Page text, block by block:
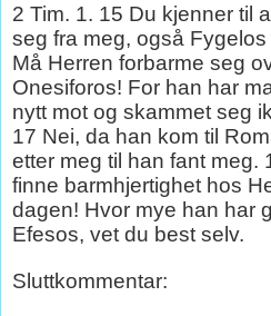
2 Tim. 1. 15 Du kjenner til
seg fra meg, også
Må Herren forbarme seg
Onesiforos! For han har
nytt mot og skammet seg
17 Nei, da han kom til
etter meg til han fant meg.
finne barmhjertighet hos
dagen! Hvor mye han har
Efesos, vet du best selv.
Sluttkommentar: